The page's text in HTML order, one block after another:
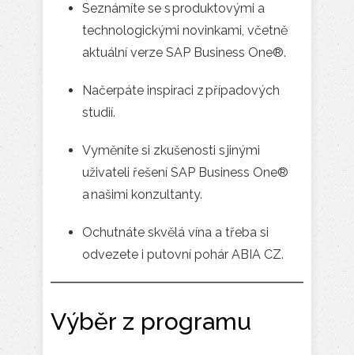
Seznámíte se s produktovými a
technologickými novinkami, včetně
aktuální verze SAP Business One®.
Načerpáte inspiraci z případových
studií.
Vyměníte si zkušenosti s jinými
uživateli řešení SAP Business One®
a našimi konzultanty.
Ochutnáte skvělá vína a třeba si
odvezete i putovní pohár ABIA CZ.
Výběr z programu